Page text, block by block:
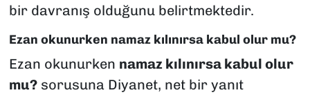
bir davranış olduğunu belirtmektedir.
Ezan okunurken namaz kılınırsa kabul olur mu?
Ezan okunurken namaz kılınırsa kabul olur
mu?sorusuna Diyanet, net bir yanıt